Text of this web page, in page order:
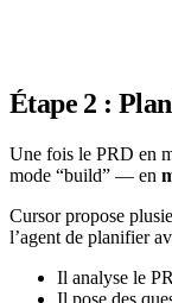
Étape 2 :
Une fois le PRD en
mode “build” — en
Cursor propose
l’agent de planifier
Il analyse le
Il pose des